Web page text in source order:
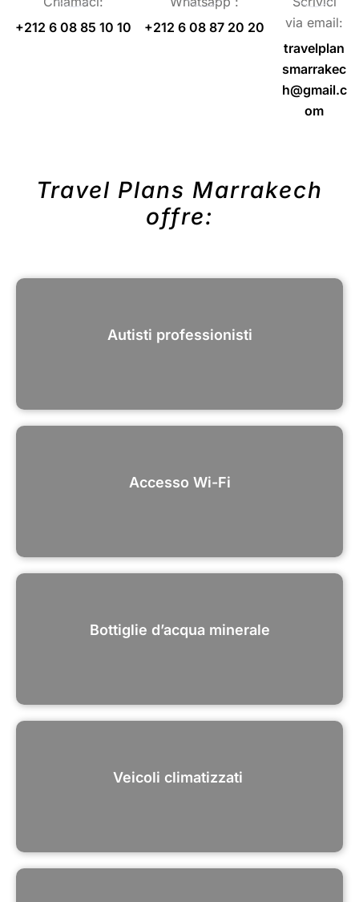
+212 6 08 85 10 10
+212 6 08 87 20 20
via email:
travelplan
smarrakec
h@gmail.c
om
Travel Plans Marrakech
offre:
Autisti professionisti
Accesso Wi-Fi
Bottiglie d’acqua minerale
Veicoli climatizzati